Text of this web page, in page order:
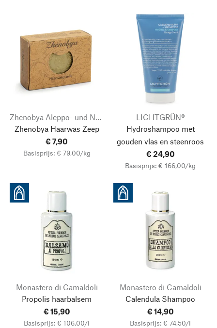
Zhenobya Aleppo- und Naturseifen
Zhenobya Haarwas Zeep
€ 7,90
Basisprijs: € 79,00/kg
LICHTGRÜN®
Hydroshampoo met
gouden vlas en steenroos
€ 24,90
Basisprijs: € 166,00/kg
Monastero di Camaldoli
Propolis haarbalsem
€ 15,90
Basisprijs: € 106,00/l
Monastero di Camaldoli
Calendula Shampoo
€ 14,90
Basisprijs: € 74,50/l